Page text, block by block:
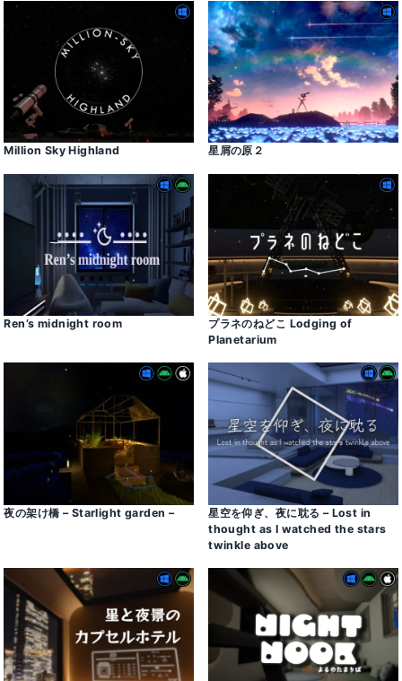
Million Sky Highland 星屑の原２
Ren’s midnight room
プラネのねどこ Lodging of
Planetarium
夜の架け橋 – Starlight garden –
星空を仰ぎ、夜に耽る – Lost in
thought as I watched the stars
twinkle above